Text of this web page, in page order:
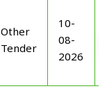
Other
Tender
10-
08-
2026